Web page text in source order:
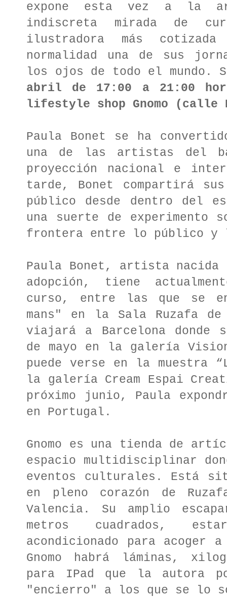
expone esta vez a la
indiscreta mirada de
ilustradora más cotizada
normalidad una de sus
los ojos de todo el mundo.
abril de 17:00 a 21:00
lifestyle shop Gnomo (calle
Paula Bonet se ha
una de las artistas del
proyección nacional e
tarde, Bonet compartirá
público desde dentro del
una suerte de experimento
frontera entre lo público y
Paula Bonet, artista
adopción, tiene
curso, entre las que se
mans" en la Sala Ruzafa de
viajará a Barcelona donde
de mayo en la galería
puede verse en la
la galería Cream Espai
próximo junio, Paula
en Portugal.
Gnomo es una tienda de
espacio multidisciplinar
eventos culturales. Está
en pleno corazón de
Valencia. Su amplio
metros cuadrados,
acondicionado para
Gnomo habrá láminas,
para IPad que la autora
"encierro" a los que se lo